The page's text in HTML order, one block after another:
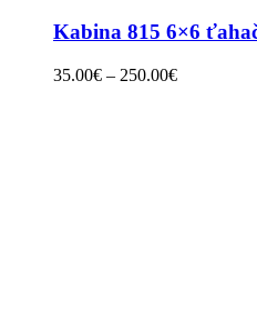
Kabina 815 6×6
35.00€ – 250.00€